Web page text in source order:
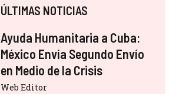
ÚLTIMAS NOTICIAS
Ayuda Humanitaria a Cuba:
México Envía Segundo Envío
en Medio de la Crisis
Web Editor